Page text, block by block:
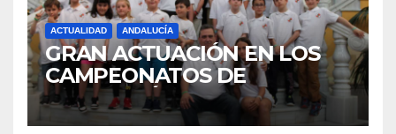
ACTUALIDAD ANDALUCÍA
GRAN ACTUACIÓN EN LOS
CAMPEONATOS DE
ANDALUCÍA DE MENORES
2025